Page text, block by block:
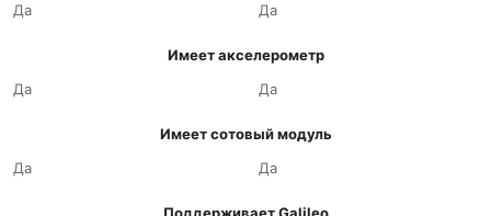
Да
Да
Имеет акселерометр
Да
Да
Имеет сотовый модуль
Да
Да